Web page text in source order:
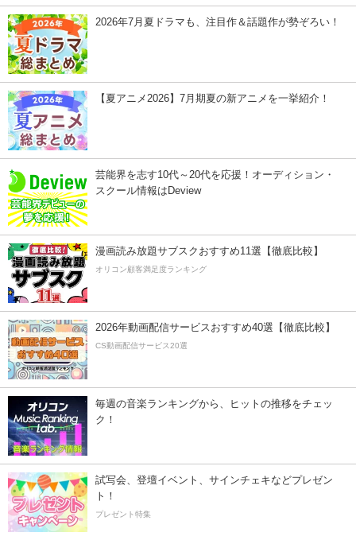
2026年7月夏ドラマも、注目作＆話題作が勢ぞろい！
【夏アニメ2026】7月期夏の新アニメを一挙紹介！
芸能界を志す10代～20代を応援！オーディション・
スクール情報はDeview
漫画読み放題サブスクおすすめ11選【徹底比較】
オリコン顧客満足度ランキング
2026年動画配信サービスおすすめ40選【徹底比較】
CS動画配信サービス20選
毎週の音楽ランキングから、ヒットの推移をチェッ
ク！
試写会、登壇イベント、サインチェキなどプレゼン
ト！
プレゼント特集